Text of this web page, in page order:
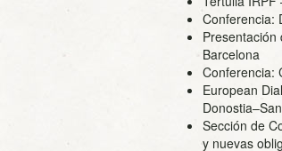
Conferencia:
Barcelona
Conferencia:
European
Sección de
y nuevas